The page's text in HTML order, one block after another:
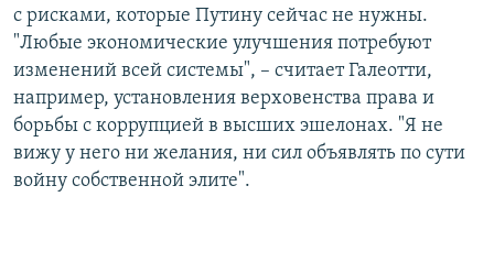
с рисками, которые Путину сейчас не нужны.
"Любые экономические улучшения потребуют
изменений всей системы", – считает Галеотти,
например, установления верховенства права и
борьбы с коррупцией в высших эшелонах. "Я не
вижу у него ни желания, ни сил объявлять по сути
войну собственной элите".